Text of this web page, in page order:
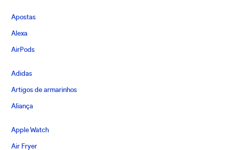
Apostas
Alexa
AirPods
Adidas
Artigos de armarinhos
Aliança
Apple Watch
Air Fryer